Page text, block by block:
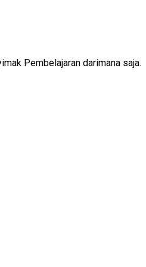
Pembelajaran darimana saja.